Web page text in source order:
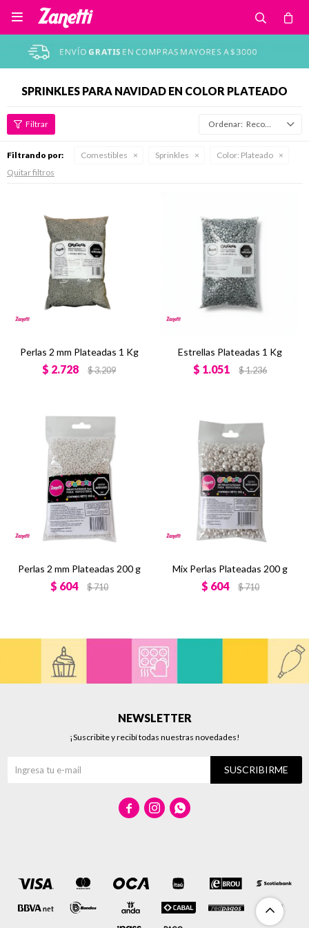

SPRINKLES PARA NAVIDAD EN COLOR PLATEADO
Recomendados
Filtrando por: Comestibles Sprinkles Color: Plateado
Quitar filtros
Perlas 2 mm Plateadas 1 Kg
$ 2.728 $3.209
Estrellas Plateadas 1 Kg
$ 1.051 $1.236
Perlas 2 mm Plateadas 200 g
$ 604 $710
Mix Perlas Plateadas 200 g
$ 604 $710
NEWSLETTER
¡Suscribite y recibí todas nuestras novedades!
SUSCRIBIRME
  